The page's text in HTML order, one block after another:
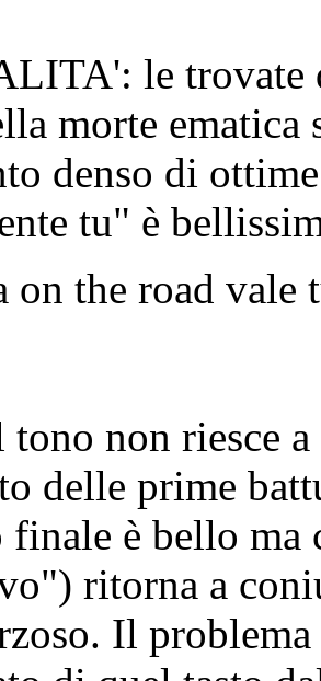
le trovate
morte
denso di
tu" è
on the road
non riesce
delle prime
finale è bello
ritorna a
Il